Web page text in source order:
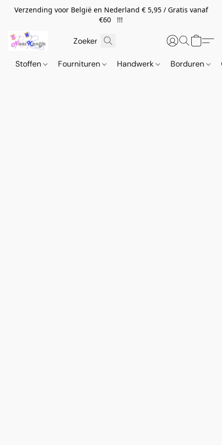
Verzending voor België en Nederland € 5,95 / Gratis vanaf
€60 !!!
Stoffen Fournituren Handwerk Borduren